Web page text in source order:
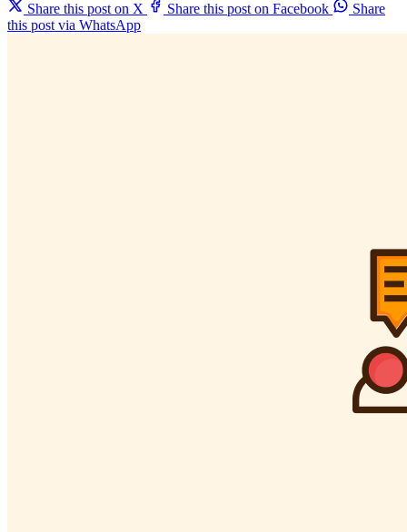
Share this post on X
Share this post on Facebook
Share
this post via WhatsApp